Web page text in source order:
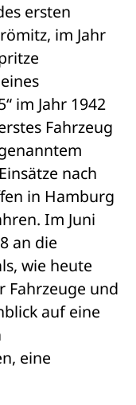
ersten
im Jahr
im Jahr 1942
Fahrzeug
nach
in Hamburg
Im Juni
an die
wie heute
Fahrzeuge und
auf eine
eine